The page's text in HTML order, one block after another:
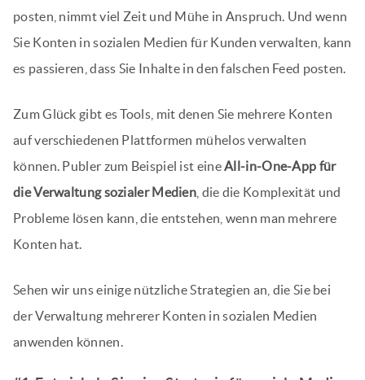
posten, nimmt viel Zeit und Mühe in Anspruch. Und wenn
Sie Konten in sozialen Medien für Kunden verwalten, kann
es passieren, dass Sie Inhalte in den falschen Feed posten.
Zum Glück gibt es Tools, mit denen Sie mehrere Konten
auf verschiedenen Plattformen mühelos verwalten
können. Publer zum Beispiel ist eineAll-in-One-App für
die Verwaltung sozialer Medien , die die Komplexität und
Probleme lösen kann, die entstehen, wenn man mehrere
Konten hat.
Sehen wir uns einige nützliche Strategien an, die Sie bei
der Verwaltung mehrerer Konten in sozialen Medien
anwenden können.